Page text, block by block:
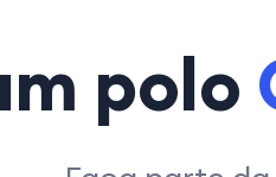
Seja